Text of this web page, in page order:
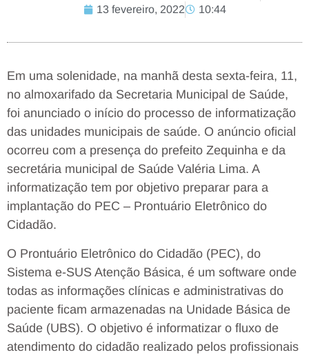
13 fevereiro, 2022
10:44
Em uma solenidade, na manhã desta sexta-feira, 11,
no almoxarifado da Secretaria Municipal de Saúde,
foi anunciado o início do processo de informatização
das unidades municipais de saúde. O anúncio oficial
ocorreu com a presença do prefeito Zequinha e da
secretária municipal de Saúde Valéria Lima. A
informatização tem por objetivo preparar para a
implantação do PEC – Prontuário Eletrônico do
Cidadão.
O Prontuário Eletrônico do Cidadão (PEC), do
Sistema e-SUS Atenção Básica, é um software onde
todas as informações clínicas e administrativas do
paciente ficam armazenadas na Unidade Básica de
Saúde (UBS). O objetivo é informatizar o fluxo de
atendimento do cidadão realizado pelos profissionais